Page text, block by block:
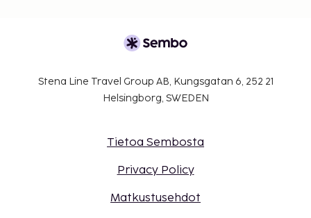
Stena Line Travel Group AB, Kungsgatan 6, 252 21
Helsingborg, SWEDEN
Tietoa Sembosta
Privacy Policy
Matkustusehdot